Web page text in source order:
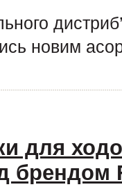
новим
для
брендом